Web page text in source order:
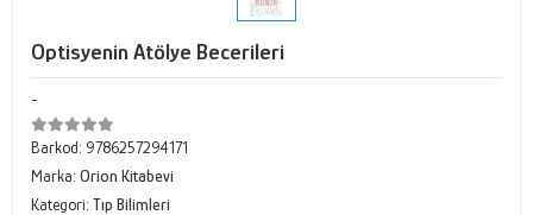
Optisyenin Atölye Becerileri
-
Barkod: 9786257294171
Marka: Orion Kitabevi
Kategori: Tıp Bilimleri